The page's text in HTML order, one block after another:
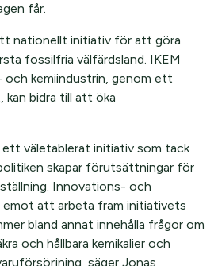
får.
nationellt initiativ för att göra
fossilfria välfärdsland. IKEM
kemiindustrin, genom ett
kan bidra till att öka
väletablerat initiativ som tack
skapar förutsättningar för
Innovations- och
emot att arbeta fram initiativets
bland annat innehålla frågor om
och hållbara kemikalier och
säger Jonas